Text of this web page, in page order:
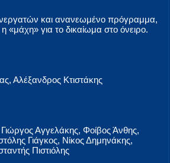
και ανανεωμένο πρόγραμμα,
«μάχη» για το δικαίωμα στο όνειρο.
Αλέξανδρος Κτιστάκης
Αγγελάκης, Φοίβος Άνθης,
Γιάγκος, Νίκος Δημηνάκης,
Πιστιόλης